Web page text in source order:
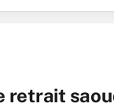
retrait